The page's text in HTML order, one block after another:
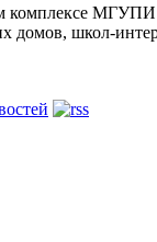
комплексе МГУПИ
домов, школ-